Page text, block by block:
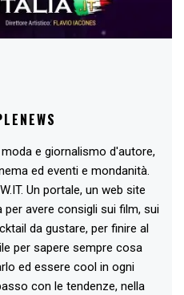
e giornalismo d'autore,
ed eventi e mondanità.
Un portale, un web site
per avere consigli sui film, sui
da gustare, per finire al
per sapere sempre cosa
ed essere cool in ogni
con le tendenze, nella